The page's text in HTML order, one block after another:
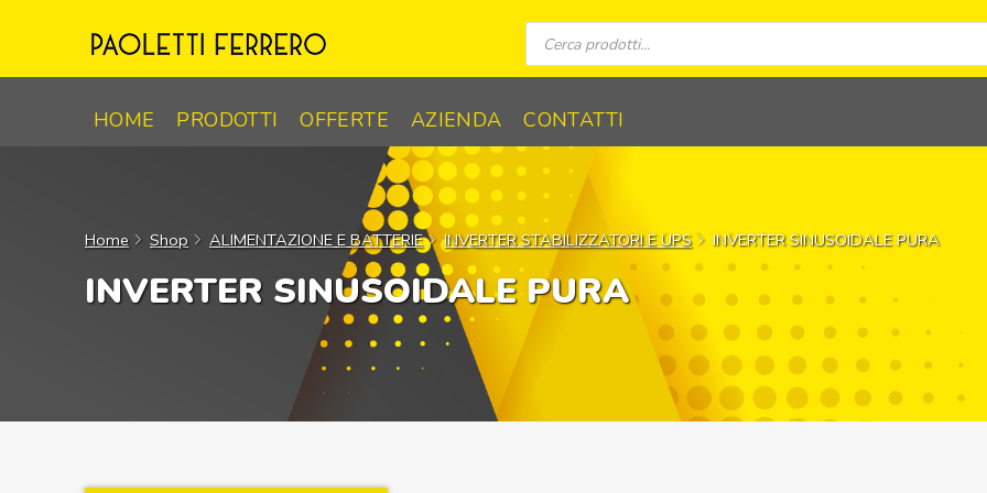
Ricerca
prodotti
HOME PRODOTTI OFFERTE AZIENDA CONTATTI
Home Shop ALIMENTAZIONE E BATTERIE INVERTER STABILIZZATORI E UPS INVERTER SINUSOIDALE PURA
INVERTER SINUSOIDALE PURA